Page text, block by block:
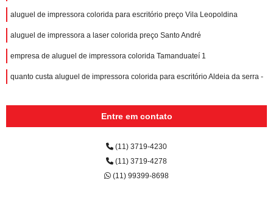
aluguel de impressora colorida para escritório preço Vila Leopoldina
aluguel de impressora a laser colorida preço Santo André
empresa de aluguel de impressora colorida Tamanduateí 1
quanto custa aluguel de impressora colorida para escritório Aldeia da serra -
Entre em contato
(11) 3719-4230
(11) 3719-4278
(11) 99399-8698